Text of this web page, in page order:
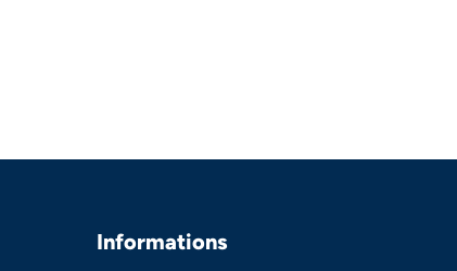
Informations